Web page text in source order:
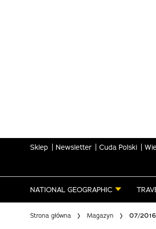
Sklep Newsletter Cuda Polski
NATIONAL GEOGRAPHIC
Strona główna Magazyn 07/2016